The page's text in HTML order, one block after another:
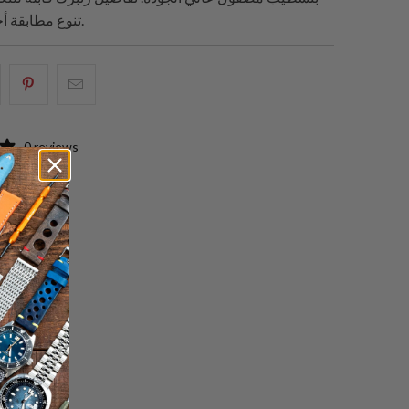
تنوع مطابقة أحزمة الساعات.
شارك
بينتيريست
0 reviews